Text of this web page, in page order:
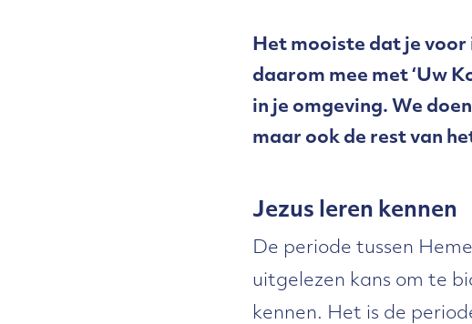
Het mooiste dat je voor
daarom mee met ‘Uw
in je omgeving. We
maar ook de rest van
Jezus leren kennen
De periode tussen
uitgelezen kans om te
kennen. Het is de